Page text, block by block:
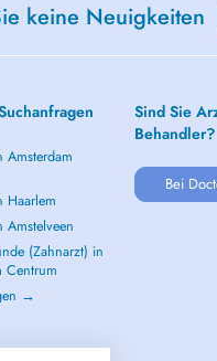
keine Neuigkeiten
Amsterdam
Haarlem
Amstelveen
(Zahnarzt) in
Centrum
→
Sind Sie
Behandler?
Bei